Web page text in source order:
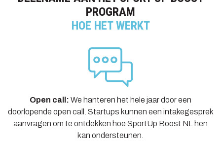
PROGRAM
HOE HET WERKT
Open call: We hanteren het hele jaar door een
doorlopende open call. Startups kunnen een intakegesprek
aanvragen om te ontdekken hoe SportUp Boost NL hen
kan ondersteunen.